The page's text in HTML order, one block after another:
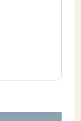
識
・画像